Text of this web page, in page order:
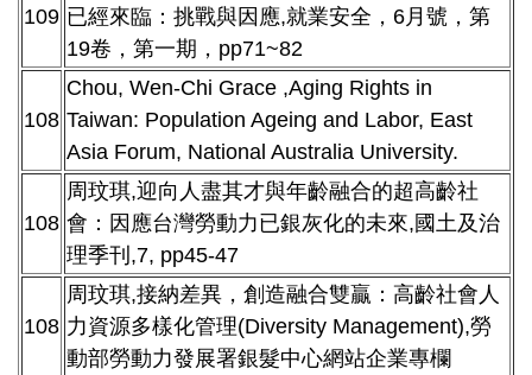
109 已經來臨：挑戰與因應,就業安全，6月號，第
19卷，第一期，pp71~82
108
Chou, Wen-Chi Grace ,Aging Rights in
Taiwan: Population Ageing and Labor, East
Asia Forum, National Australia University.
108
周玟琪,迎向人盡其才與年齡融合的超高齡社
會：因應台灣勞動力已銀灰化的未來,國土及治
理季刊,7, pp45-47
108
周玟琪,接納差異，創造融合雙贏：高齡社會人
力資源多樣化管理(Diversity Management),勞
動部勞動力發展署銀髮中心網站企業專欄